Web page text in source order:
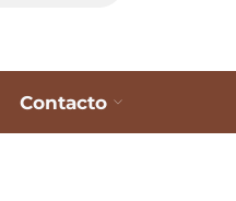
Contacto